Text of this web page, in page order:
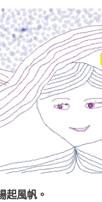
起風帆。